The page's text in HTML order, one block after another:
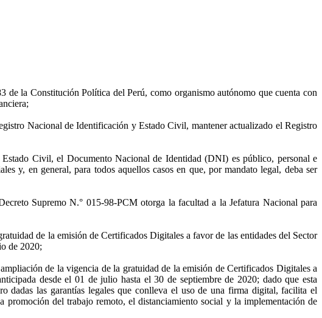
la Constitución Política del Perú, como organismo autónomo que cuenta con
Nacional de Identificación y Estado Civil, mantener actualizado el Registro
Civil, el Documento Nacional de Identidad (DNI) es público, personal e
y, en general, para todos aquellos casos en que, por mandato legal, deba ser
Supremo N.° 015-98-PCM otorga la facultad a la Jefatura Nacional para
de la emisión de Certificados Digitales a favor de las entidades del Sector
de 2020;
de la vigencia de la gratuidad de la emisión de Certificados Digitales a
desde el 01 de julio hasta el 30 de septiembre de 2020; dado que esta
dadas las garantías legales que conlleva el uso de una firma digital, facilita el
del trabajo remoto, el distanciamiento social y la implementación de